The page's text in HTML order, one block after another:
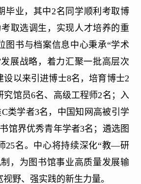
毕业，其中2名同学顺利考取博
取选调生，实现人才培养的重
图书与档案信息中心秉承“学术
展战略，着力汇聚一批高层次
设以来引进博士8名，培育博士2
究馆员6名、高级工程师2名；入
C类学者3名，中国知网高被引学
馆界优秀青年学者3名；遴选图
25名。中心将持续深化“教—研
，为图书馆事业高质量发展输
野、强实践的新生力量。